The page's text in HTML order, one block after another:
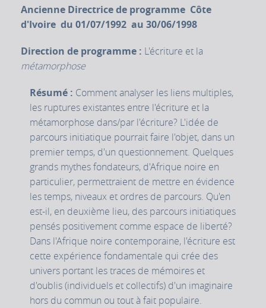
Ancienne Directrice de programme Côte
d'Ivoire du 01/07/1992 au 30/06/1998
Direction de programme : L'écriture et la
métamorphose
Résumé : Comment analyser les liens multiples,
les ruptures existantes entre l'écriture et la
métamorphose dans/par l'écriture? L'idée de
parcours initiatique pourrait faire l'objet, dans un
premier temps, d'un questionnement. Quelques
grands mythes fondateurs, d'Afrique noire en
particulier, permettraient de mettre en évidence
les temps, niveaux et ordres de parcours. Qu'en
est-il, en deuxième lieu, des parcours initiatiques
pensés positivement comme espace de liberté?
Dans l'Afrique noire contemporaine, l'écriture est
cette expérience fondamentale qui crée des
univers portant les traces de mémoires et
d'oublis (individuels et collectifs) d'un imaginaire
hors du commun ou tout à fait populaire.